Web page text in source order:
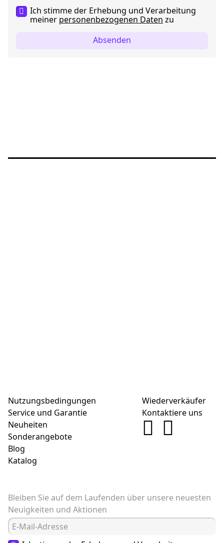
Ich stimme der Erhebung und Verarbeitung
meiner personenbezogenen Daten zu
Absenden
Nutzungsbedingungen
Service und Garantie
Neuheiten
Sonderangebote
Blog
Katalog
Wiederverkäufer
Kontaktiere uns
Bleiben Sie auf dem Laufenden über unsere neuesten
Neuigkeiten und Aktionen